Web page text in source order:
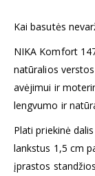
Kai basutės
NIKA Komfort
natūralios
avėjimui ir
lengvumo ir
Plati priekinė
lankstus 1,5 cm
įprastos